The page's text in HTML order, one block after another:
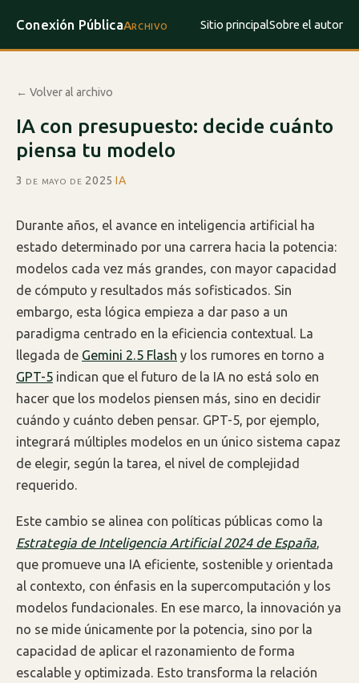
Conexión PúblicaArchivo Sitio principalSobre el autor
← Volver al archivo
IA con presupuesto: decide cuánto
piensa tu modelo
3 de mayo de 2025·IA
Durante años, el avance en inteligencia artificial ha
estado determinado por una carrera hacia la potencia:
modelos cada vez más grandes, con mayor capacidad
de cómputo y resultados más sofisticados. Sin
embargo, esta lógica empieza a dar paso a un
paradigma centrado en la eficiencia contextual. La
llegada de Gemini 2.5 Flash y los rumores en torno a
GPT-5 indican que el futuro de la IA no está solo en
hacer que los modelos piensen más, sino en decidir
cuándo y cuánto deben pensar. GPT-5, por ejemplo,
integrará múltiples modelos en un único sistema capaz
de elegir, según la tarea, el nivel de complejidad
requerido.
Este cambio se alinea con políticas públicas como la
Estrategia de Inteligencia Artificial 2024 de España,
que promueve una IA eficiente, sostenible y orientada
al contexto, con énfasis en la supercomputación y los
modelos fundacionales. En ese marco, la innovación ya
no se mide únicamente por la potencia, sino por la
capacidad de aplicar el razonamiento de forma
escalable y optimizada. Esto transforma la relación